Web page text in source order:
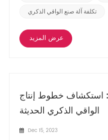
تكلفة آلة صنع الواقي الذكري
عرض المزيد
استكشاف خطوط إنتاج
الواقي الذكري الحديثة
Dec 15, 2023